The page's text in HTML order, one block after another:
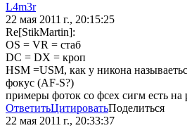
L4m3r
22 мая 2011 г., 20:15:25
Re[StikMartin]:
OS = VR = стаб
DC = DX = кроп
HSM =USM, как у никона
фокус (AF-S?)
примеры фоток со фсех сигм есть на
ОтветитьЦитироватьПоделиться
22 мая 2011 г., 20:33:37